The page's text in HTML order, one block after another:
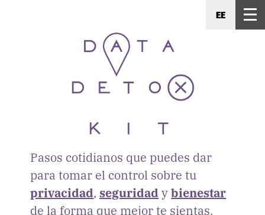
EE
Pasos cotidianos que puedes dar
para tomar el control sobre tu
privacidad,seguridad ybienestar
de la forma que mejor te sientas.